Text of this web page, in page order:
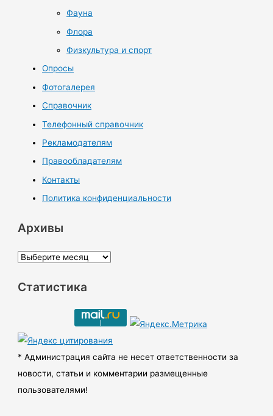
Фауна
Флора
Физкультура и спорт
Опросы
Фотогалерея
Справочник
Телефонный справочник
Рекламодателям
Правообладателям
Контакты
Политика конфиденциальности
Архивы
А
х
ы
Статистика
* Администрация сайта не несет ответственности за
новости, статьи и комментарии размещенные
пользователями!